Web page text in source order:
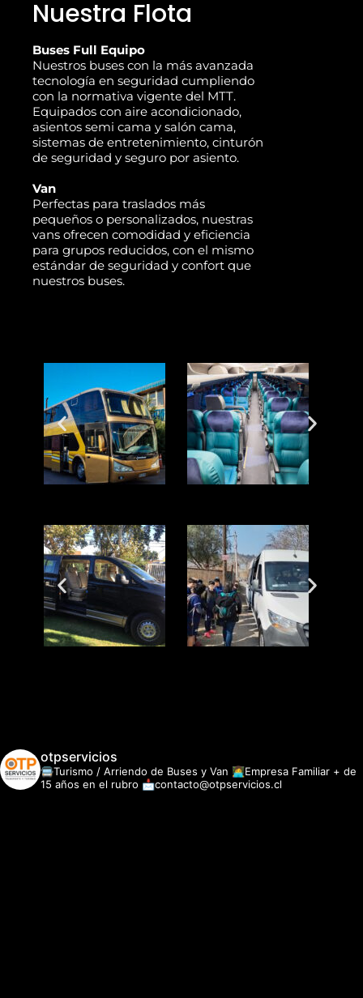
Nuestra Flota
Buses Full Equipo
Nuestros buses con la más avanzada
tecnología en seguridad cumpliendo
con la normativa vigente del MTT.
Equipados con aire acondicionado,
asientos semi cama y salón cama,
sistemas de entretenimiento, cinturón
de seguridad y seguro por asiento.
Van
Perfectas para traslados más
pequeños o personalizados, nuestras
vans ofrecen comodidad y eficiencia
para grupos reducidos, con el mismo
estándar de seguridad y confort que
nuestros buses.
otpservicios
🚍Turismo / Arriendo de Buses y Van 👩‍💻Empresa Familiar + de
15 años en el rubro 📩contacto@otpservicios.cl